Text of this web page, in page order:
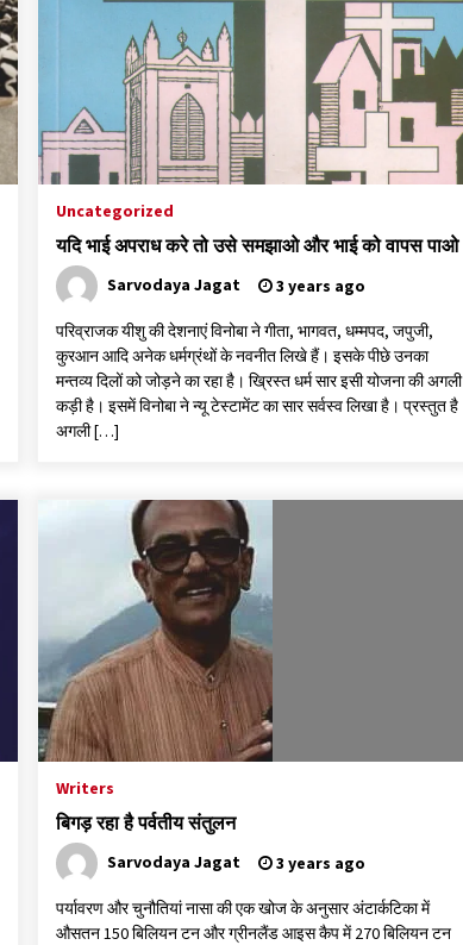
पीवी राजगोपाल को जापान का निवानो शांति पुरस्कार
3 years ago
यह समझना ज़्यादा ज़रूरी कि किसको सत्ता में नहीं आना
Uncategorized
यदि भाई अपराध करे तो उसे समझाओ और भाई को वापस पाओ
Sarvodaya Jagat 3 years ago
परिव्राजक यीशु की देशनाएं विनोबा ने गीता, भागवत, धम्मपद, जपुजी,
कुरआन आदि अनेक धर्मग्रंथों के नवनीत लिखे हैं। इसके पीछे उनका
मन्तव्य दिलों को जोड़ने का रहा है। ख्रिस्त धर्म सार इसी योजना की अगली
कड़ी है। इसमें विनोबा ने न्यू टेस्टामेंट का सार सर्वस्व लिखा है। प्रस्तुत है
अगली […]
Writers
बिगड़ रहा है पर्वतीय संतुलन
Sarvodaya Jagat 3 years ago
पर्यावरण और चुनौतियां नासा की एक खोज के अनुसार अंटार्कटिका में
औसतन 150 बिलियन टन और ग्रीनलैंड आइस कैप में 270 बिलियन टन